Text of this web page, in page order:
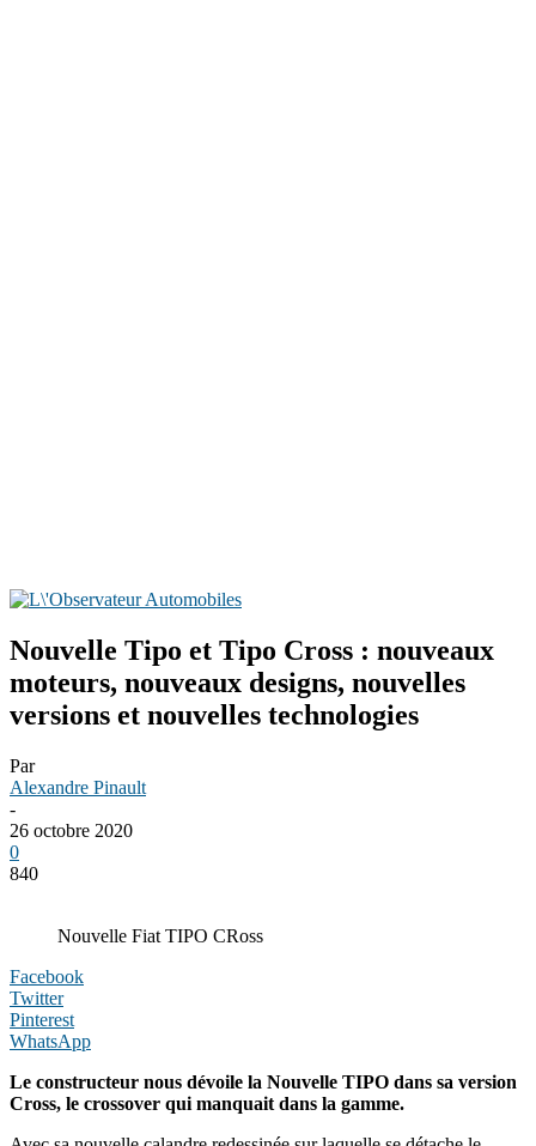
Nouvelle Tipo et Tipo Cross : nouveaux
moteurs, nouveaux designs, nouvelles
versions et nouvelles technologies
Par
Alexandre Pinault
-
26 octobre 2020
0
840
Nouvelle Fiat TIPO CRoss
Facebook
Twitter
Pinterest
WhatsApp
Le constructeur nous dévoile la Nouvelle TIPO dans sa version
Cross, le crossover qui manquait dans la gamme.